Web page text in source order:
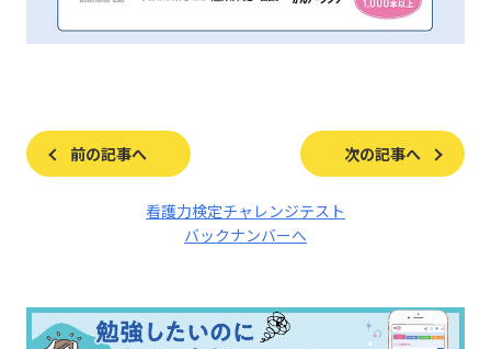
前の記事へ 次の記事へ
看護力検定チャレンジテスト
バックナンバーへ